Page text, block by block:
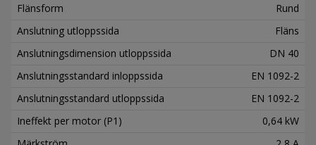
Flänsform
Rund
Anslutning utloppssida
Fläns
Anslutningsdimension utloppssida
DN 40
Anslutningsstandard inloppssida
EN 1092-2
Anslutningsstandard utloppssida
EN 1092-2
Ineffekt per motor (P1)
0,64 kW